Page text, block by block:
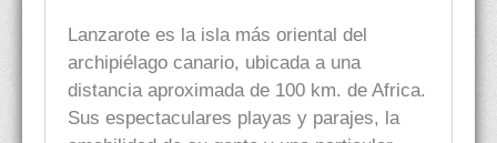
Lanzarote es la isla más oriental del
archipiélago canario, ubicada a una
distancia aproximada de 100 km. de Africa.
Sus espectaculares playas y parajes, la